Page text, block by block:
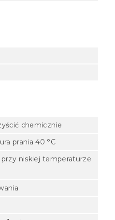
chemicznie
prania 40 °C
niskiej temperaturze